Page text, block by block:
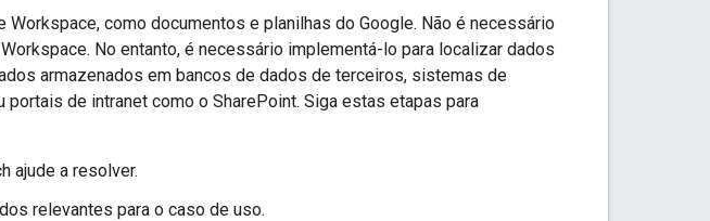
Workspace, como documentos e planilhas do Google. Não é necessário
No entanto, é necessário implementá-lo para localizar dados
armazenados em bancos de dados de terceiros, sistemas de
portais de intranet como o SharePoint. Siga estas etapas para
ajude a resolver.
relevantes para o caso de uso.